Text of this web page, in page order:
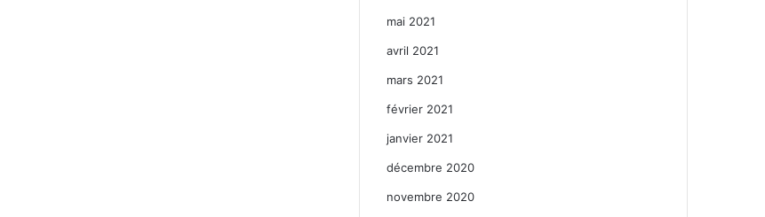
mai 2021
avril 2021
mars 2021
février 2021
janvier 2021
décembre 2020
novembre 2020